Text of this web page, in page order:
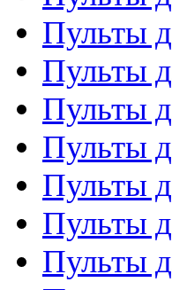
Пульты
Пульты
Пульты
Пульты
Пульты
Пульты
Пульты